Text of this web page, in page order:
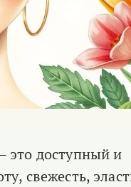
это доступный и
свежесть,